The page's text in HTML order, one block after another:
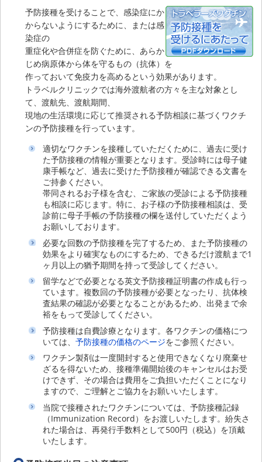
予防接種を受けることで、感染症にか
からないようにするために、または感
染症の
重症化や合併症を防ぐために、あらか
じめ病原体から体を守るもの（抗体）を
作っておいて免疫力を高めるという効果があります。
トラベルクリニックでは海外渡航者の方々を主な対象とし
て、渡航先、渡航期間、
現地の生活環境に応じて推奨される予防相談に基づくワクチ
ンの予防接種を行っています。
適切なワクチンを接種していただくために、過去に受け
た予防接種の情報が重要となります。受診時には母子健
康手帳など、過去に受けた予防接種が確認できる文書を
ご持参ください。
帯同されるお子様を含む、ご家族の受診による予防接種
も相談に応じます。特に、お子様の予防接種相談は、受
診前に母子手帳の予防接種の欄を送付していただくよう
お願いしております。
必要な回数の予防接種を完了するため、また予防接種の
効果をより確実なものにするため、できるだけ渡航まで1
ヶ月以上の猶予期間を持って受診してください。
留学などで必要となる英文予防接種証明書の作成も行っ
ています。複数回の予防接種が必要となったり、抗体検
査結果の確認が必要となることがあるため、出発まで余
裕をもって受診してください。
予防接種は自費診療となります。各ワクチンの価格につ
いては、予防接種の価格のページをご参照ください。
ワクチン製剤は一度開封すると使用できなくなり廃棄せ
ざるを得ないため、接種準備開始後のキャンセルはお受
けできず、その場合は費用をご負担いただくことになり
ますので、ご理解とご協力をお願いいたします。
当院で接種されたワクチンについては、予防接種記録
（Immunization Record）をお渡しいたします。紛失さ
れた場合は、再発行手数料として500円（税込）を頂戴
いたします。